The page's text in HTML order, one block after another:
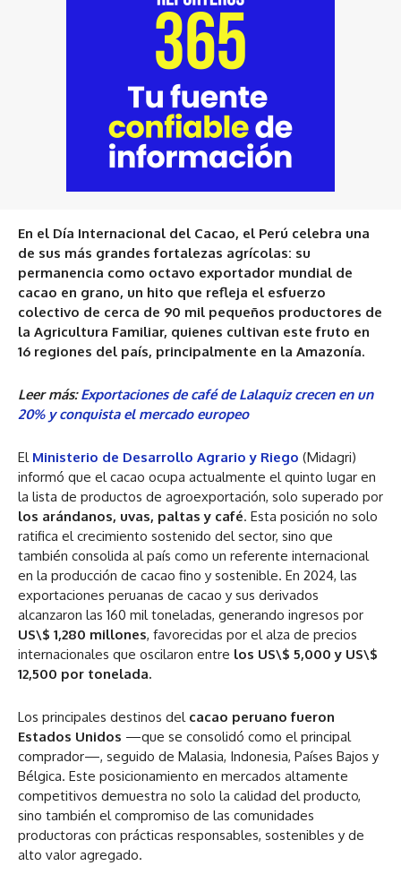
En el Día Internacional del Cacao, el Perú celebra una
de sus más grandes fortalezas agrícolas: su
permanencia como octavo exportador mundial de
cacao en grano, un hito que refleja el esfuerzo
colectivo de cerca de 90 mil pequeños productores de
la Agricultura Familiar, quienes cultivan este fruto en
16 regiones del país, principalmente en la Amazonía.
Leer más:Exportaciones de café de Lalaquiz crecen en un
20% y conquista el mercado europeo
El Ministerio de Desarrollo Agrario y Riego (Midagri)
informó que el cacao ocupa actualmente el quinto lugar en
la lista de productos de agroexportación, solo superado por
los arándanos, uvas, paltas y café. Esta posición no solo
ratifica el crecimiento sostenido del sector, sino que
también consolida al país como un referente internacional
en la producción de cacao fino y sostenible. En 2024, las
exportaciones peruanas de cacao y sus derivados
alcanzaron las 160 mil toneladas, generando ingresos por
US\$ 1,280 millones, favorecidas por el alza de precios
internacionales que oscilaron entre los US\$ 5,000 y US\$
12,500 por tonelada.
Los principales destinos del cacao peruano fueron
Estados Unidos —que se consolidó como el principal
comprador—, seguido de Malasia, Indonesia, Países Bajos y
Bélgica. Este posicionamiento en mercados altamente
competitivos demuestra no solo la calidad del producto,
sino también el compromiso de las comunidades
productoras con prácticas responsables, sostenibles y de
alto valor agregado.